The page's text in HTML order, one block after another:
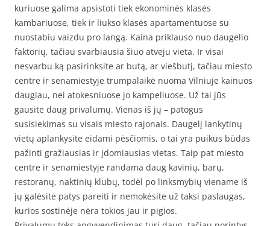
kuriuose galima apsistoti tiek ekonominės klasės
kambariuose, tiek ir liukso klasės apartamentuose su
nuostabiu vaizdu pro langą. Kaina priklauso nuo daugelio
faktorių, tačiau svarbiausia šiuo atveju vieta. Ir visai
nesvarbu ką pasirinksite ar butą, ar viešbutį, tačiau miesto
centre ir senamiestyje trumpalaikė nuoma Vilniuje kainuos
daugiau, nei atokesniuose jo kampeliuose. Už tai jūs
gausite daug privalumų. Vienas iš jų – patogus
susisiekimas su visais miesto rajonais. Daugelį lankytinų
vietų aplankysite eidami pėsčiomis, o tai yra puikus būdas
pažinti gražiausias ir įdomiausias vietas. Taip pat miesto
centre ir senamiestyje randama daug kavinių, barų,
restoranų, naktinių klubų, todėl po linksmybių viename iš
jų galėsite patys pareiti ir nemokėsite už taksi paslaugas,
kurios sostinėje nėra tokios jau ir pigios.